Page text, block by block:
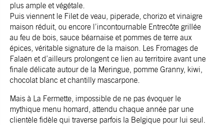
plus ample et végétale.
Puis viennent le Filet de veau, piperade, chorizo et vinaigre
maison réduit, ou encore l’incontournable Entrecôte grillée
au feu de bois, sauce béarnaise et pommes de terre aux
épices, véritable signature de la maison. Les Fromages de
Falaën et d’ailleurs prolongent ce lien au territoire avant une
finale délicate autour de la Meringue, pomme Granny, kiwi,
chocolat blanc et chantilly mascarpone.
Mais à La Fermette, impossible de ne pas évoquer le
mythique menu homard, attendu chaque année par une
clientèle fidèle qui traverse parfois la Belgique pour lui seul.